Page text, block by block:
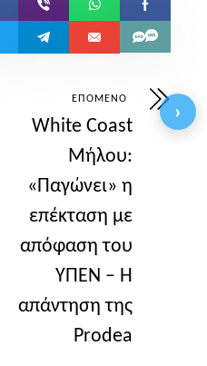
ΕΠΌΜΕΝΟ
White Coast
Μήλου:
«Παγώνει» η
επέκταση με
απόφαση του
ΥΠΕΝ – Η
απάντηση της
Prodea
›